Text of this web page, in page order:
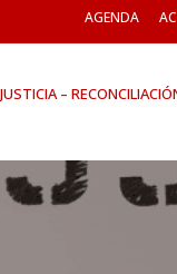
AGENDA
JUSTICIA –